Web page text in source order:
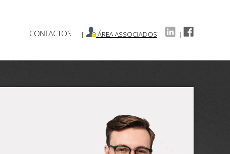
CONTACTOS | ÁREA ASSOCIADOS | |